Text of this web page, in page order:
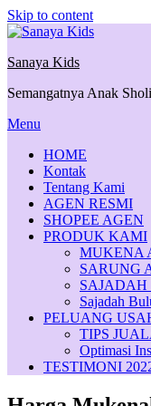
Skip to content
Sanaya Kids
Semangatnya Anak
Menu
HOME
Kontak
Tentang Kami
AGEN RESMI
SHOPEE AGEN
PRODUK KAMI
MUKENA
SARUNG
SAJADAH
Sajadah
PELUANG
TIPS
Optimasi
TESTIMONI